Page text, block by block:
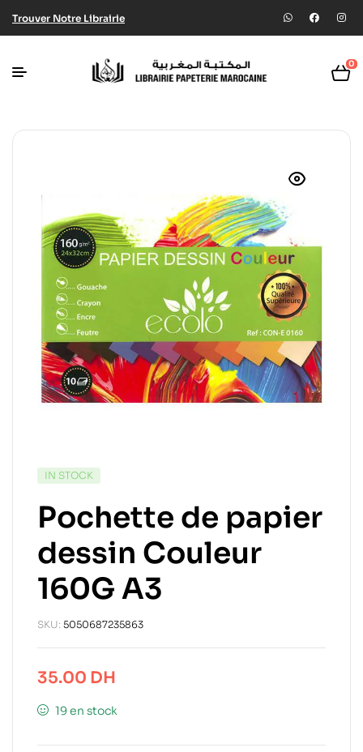
Trouver Notre Librairie
0
IN STOCK
Pochette de papier
dessin Couleur
160G A3
SKU: 5050687235863
35.00 DH
19 en stock